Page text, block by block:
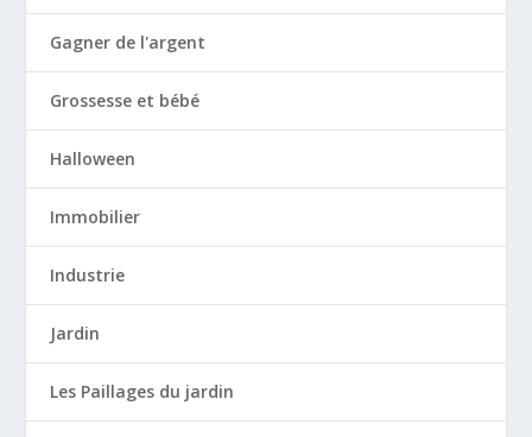
Gagner de l'argent
Grossesse et bébé
Halloween
Immobilier
Industrie
Jardin
Les Paillages du jardin